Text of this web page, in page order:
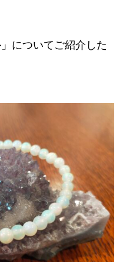
についてご紹介した